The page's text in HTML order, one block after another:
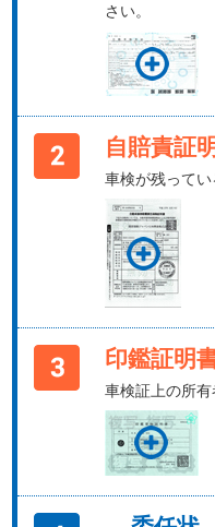
さい。
自賠責証
車検が残ってい
印鑑証明
車検証上の所有